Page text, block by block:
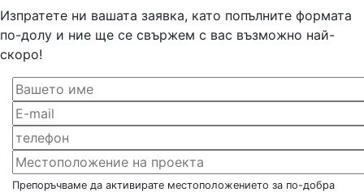
Изпратете ни вашата заявка, като попълните формата
по-долу и ние ще се свържем с вас възможно най-
скоро!
Препоръчваме да активирате местоположението за по-добра